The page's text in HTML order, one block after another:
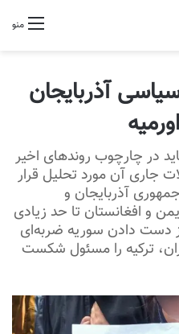
منو
آذربایجان
در چارچوب روندهای اخیر
جاری آن مورد تحلیل قرار
آذربایجان و
و افغانستان تا حد زیادی
دست دادن سوریه ضربه‌ای
ترکیه را مسئول شکست